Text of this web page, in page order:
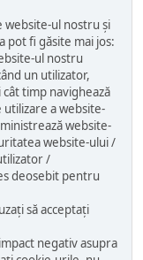
website-ul nostru și
pot fi găsite mai jos:
ul nostru
un utilizator,
timp navighează
a website-
website-
website-ului /
/
deosebit pentru
să acceptați
negativ asupra